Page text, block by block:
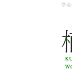
学